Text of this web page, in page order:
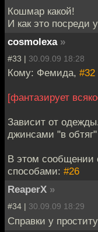
Кошмар какой!
И как это посреди
cosmolexa »
#33 | 30.09.09 18:28
Кому: Фемида, #32
[фантазирует
Зависит от
джинсами "в
В этом сообщении
способами: #26
ReaperX »
#34 | 30.09.09 18:29
Справки у